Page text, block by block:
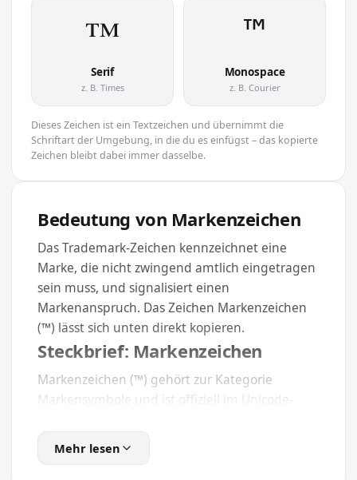
™︎
Serif
z. B. Times
™︎
Monospace
z. B. Courier
Dieses Zeichen ist ein Textzeichen und übernimmt die
Schriftart der Umgebung, in die du es einfügst – das kopierte
Zeichen bleibt dabei immer dasselbe.
Bedeutung von Markenzeichen
Das Trademark-Zeichen kennzeichnet eine
Marke, die nicht zwingend amtlich eingetragen
sein muss, und signalisiert einen
Markenanspruch. Das Zeichen Markenzeichen
(™) lässt sich unten direkt kopieren.
Steckbrief: Markenzeichen
Markenzeichen (™) gehört zur Kategorie
Markensymbole und ist offiziell im Unicode-
Mehr lesen